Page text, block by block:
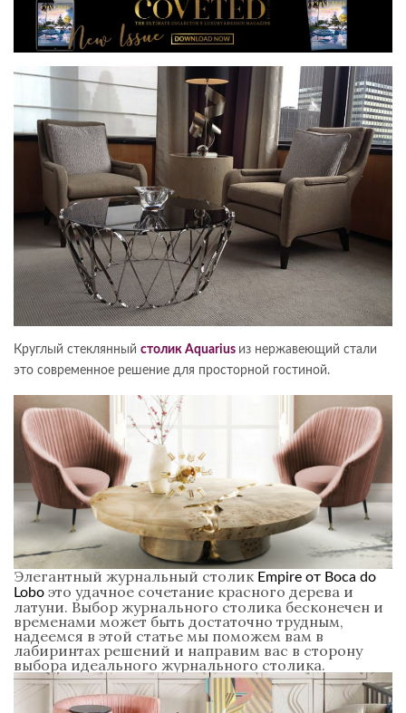
Круглый стеклянный столик Aquarius из нержавеющий стали
это современное решение для просторной гостиной.
Элегантный журнальный столик Empire от Boca do
Lobo это удачное сочетание красного дерева и
латуни. Выбор журнального столика бесконечен и
временами может быть достаточно трудным,
надеемся в этой статье мы поможем вам в
лабиринтах решений и направим вас в сторону
выбора идеального журнального столика.